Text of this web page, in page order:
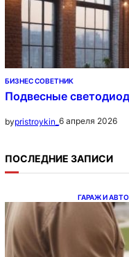
БИЗНЕС СОВЕТНИК
Подвесные
bypristroykin_ 6 апреля 2026
ПОСЛЕДНИЕ ЗАПИСИ
ГАРАЖ И АВТО
Ипотека